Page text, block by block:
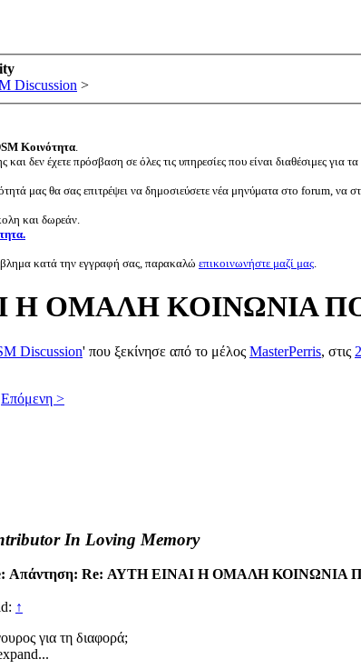
Discussion >
Κοινότητα.
δεν έχετε πρόσβαση σε όλες τις υπηρεσίες που είναι διαθέσιμες για
μας θα σας επιτρέψει να δημοσιεύσετε νέα μηνύματα στο forum,
και δωρεάν.
κατά την εγγραφή σας, παρακαλώ επικοινωνήστε μαζί μας.
Η ΟΜΑΛΗ ΚΟΙΝΩΝΙΑ
Discussion' που ξεκίνησε από το μέλος MasterPerris, στις
Επόμενη >
In Loving Memory
Απάντηση: Re: ΑΥΤΗ ΕΙΝΑΙ Η ΟΜΑΛΗ ΚΟΙΝΩΝΙΑ
↑
για τη διαφορά;